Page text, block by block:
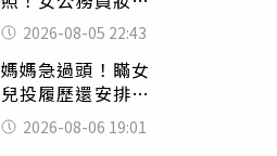
掀2千則留言 本人
怒嗆：化妝有錯嗎
2026-08-05 22:43
媽媽急過頭！瞞女
兒投履歷還安排面
試 她接來電當場
傻眼
2026-08-06 19:01